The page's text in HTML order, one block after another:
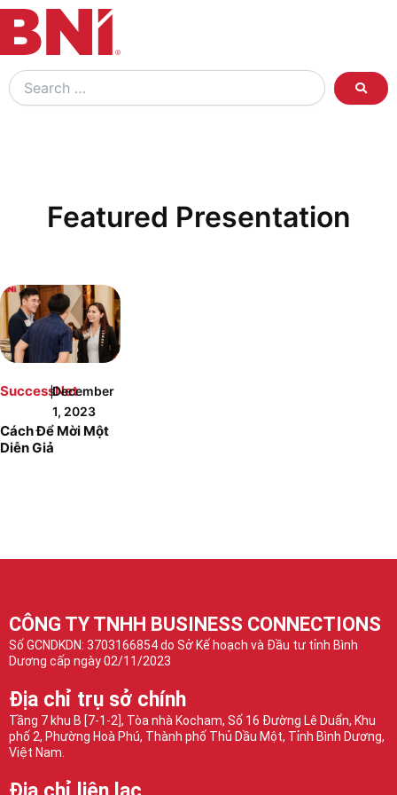
Search
…
Featured Presentation
SuccessNet
|December
1, 2023
Cách Để Mời Một
Diễn Giả
CÔNG TY TNHH BUSINESS CONNECTIONS
Số GCNDKDN: 3703166854 do Sở Kế hoạch và Đầu tư tỉnh Bình
Dương cấp ngày 02/11/2023
Địa chỉ trụ sở chính
Tầng 7 khu B [7-1-2], Tòa nhà Kocham, Số 16 Đường Lê Duẩn, Khu
phố 2, Phường Hoà Phú, Thành phố Thủ Dầu Một, Tỉnh Bình Dương,
Việt Nam.